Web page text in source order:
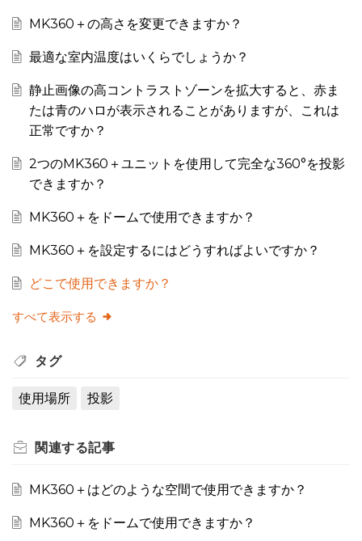
MK360＋の高さを変更できますか？
最適な室内温度はいくらでしょうか？
静止画像の高コントラストゾーンを拡大すると、赤ま
たは青のハロが表示されることがありますが、これは
正常ですか？
2つのMK360＋ユニットを使用して完全な360°を投影
できますか？
MK360＋をドームで使用できますか？
MK360＋を設定するにはどうすればよいですか？
どこで使用できますか？
すべて表示する
タグ
使用場所 投影
関連する記事
MK360＋はどのような空間で使用できますか？
MK360＋をドームで使用できますか？